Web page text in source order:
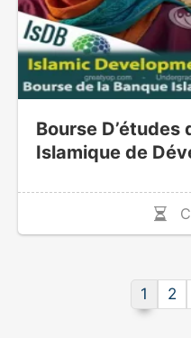
Bourse D’études
Islamique de
1 2